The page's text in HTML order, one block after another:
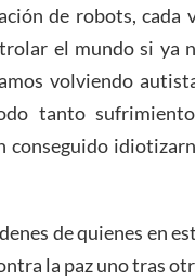
de robots, cada
el mundo si ya
volviendo
tanto
conseguido
de quienes en
la paz uno tras